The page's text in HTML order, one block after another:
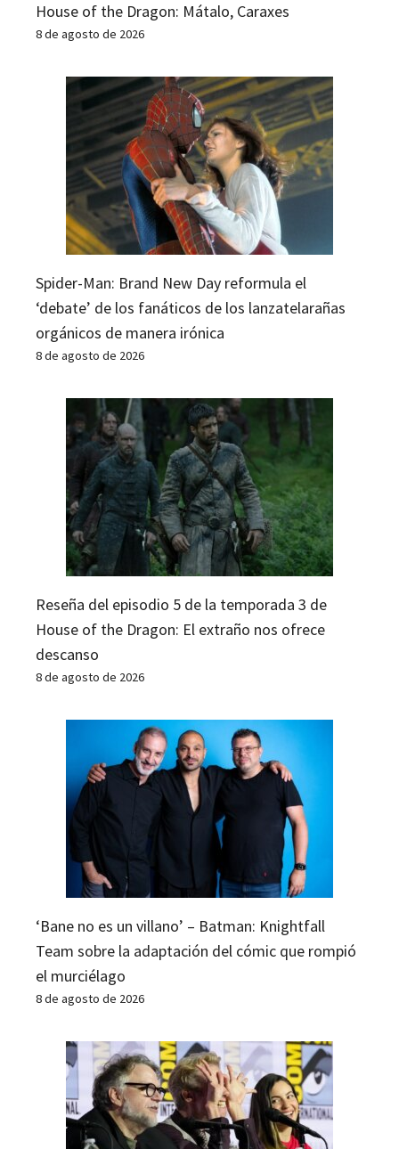
House of the Dragon: Mátalo, Caraxes
8 de agosto de 2026
Spider-Man: Brand New Day reformula el
‘debate’ de los fanáticos de los lanzatelarañas
orgánicos de manera irónica
8 de agosto de 2026
Reseña del episodio 5 de la temporada 3 de
House of the Dragon: El extraño nos ofrece
descanso
8 de agosto de 2026
‘Bane no es un villano’ – Batman: Knightfall
Team sobre la adaptación del cómic que rompió
el murciélago
8 de agosto de 2026